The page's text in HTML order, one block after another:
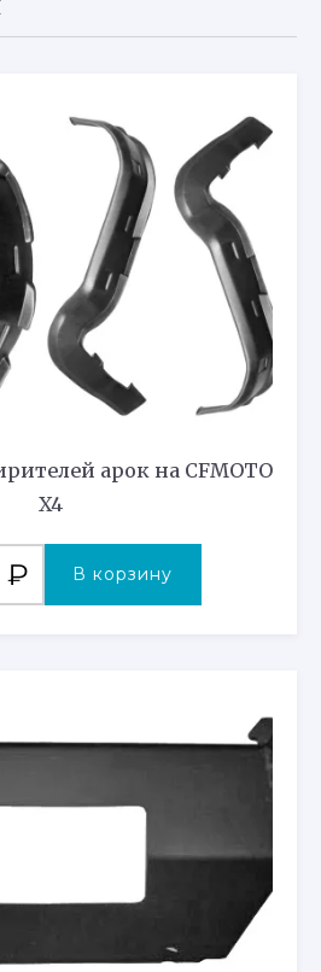
арок на CFMOTO
X4
₽ В корзину